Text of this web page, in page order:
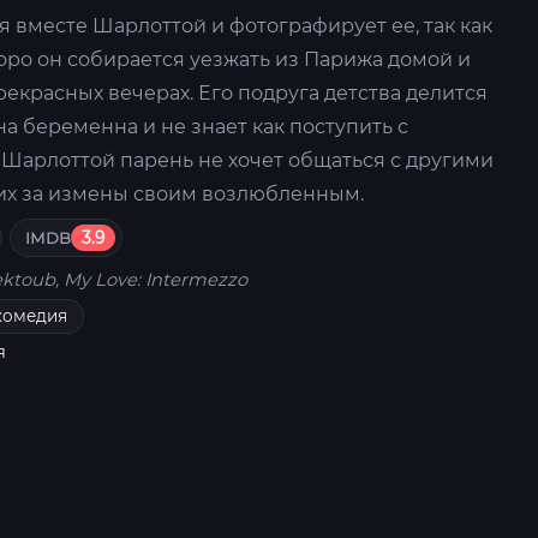
вместе Шарлоттой и фотографирует ее, так как
он собирается уезжать из Парижа домой и
вечерах. Его подруга детства делится
беременна и не знает как поступить с
парень не хочет общаться с другими
за измены своим возлюбленным.
IMDB 3.9
My Love: Intermezzo